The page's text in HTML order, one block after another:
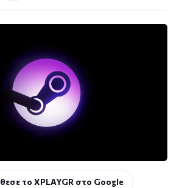
το XPLAYGR στο Google